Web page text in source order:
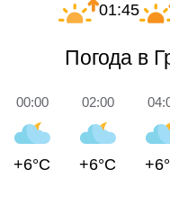
01:45
Погода в
00:00
+6°C
02:00
+6°C